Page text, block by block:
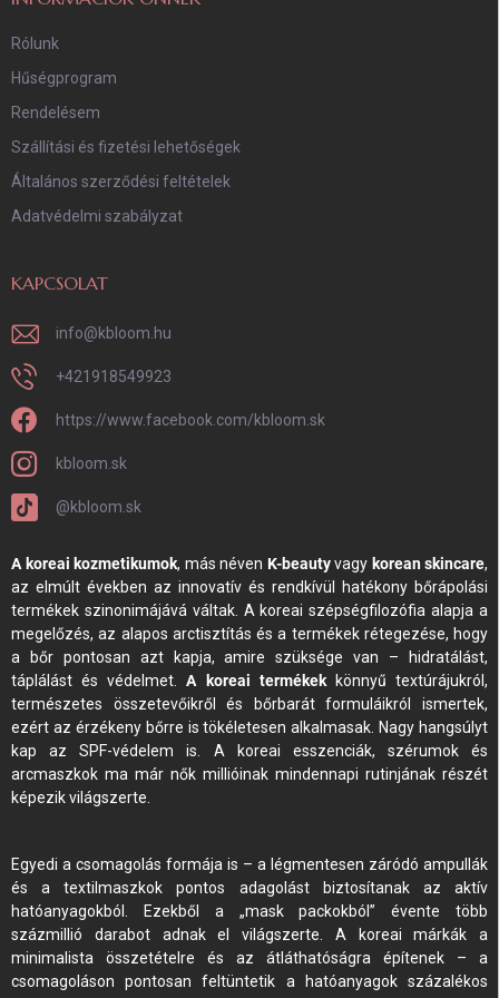
Rólunk
Hűségprogram
Rendelésem
Szállítási és fizetési lehetőségek
Általános szerződési feltételek
Adatvédelmi szabályzat
KAPCSOLAT
info@kbloom.hu
+421918549923
https://www.facebook.com/kbloom.sk
kbloom.sk
@kbloom.sk
A koreai kozmetikumok, más néven K-beautyvagy korean skincare,
az elmúlt években az innovatív és rendkívül hatékony bőrápolási
termékek szinonimájává váltak. A koreai szépségfilozófia alapja a
megelőzés, az alapos arctisztítás és a termékek rétegezése, hogy
a bőr pontosan azt kapja, amire szüksége van – hidratálást,
táplálást és védelmet.A koreai termékekkönnyű textúrájukról,
természetes összetevőikről és bőrbarát formuláikról ismertek,
ezért az érzékeny bőrre is tökéletesen alkalmasak. Nagy hangsúlyt
kap az SPF-védelem is. A koreai esszenciák, szérumok és
arcmaszkok ma már nők millióinak mindennapi rutinjának részét
képezik világszerte.
Egyedi a csomagolás formája is – a légmentesen záródó ampullák
és a textilmaszkok pontos adagolást biztosítanak az aktív
hatóanyagokból. Ezekből a „mask packokból” évente több
százmillió darabot adnak el világszerte. A koreai márkák a
minimalista összetételre és az átláthatóságra építenek – a
csomagoláson pontosan feltüntetik a hatóanyagok százalékos